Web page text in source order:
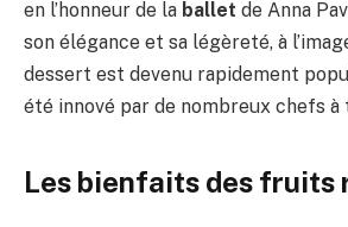
en l’honneur de la ballet de Anna
son élégance et sa légèreté, à
dessert est devenu rapidement
été innové par de nombreux chefs à
Les bienfaits des fruits